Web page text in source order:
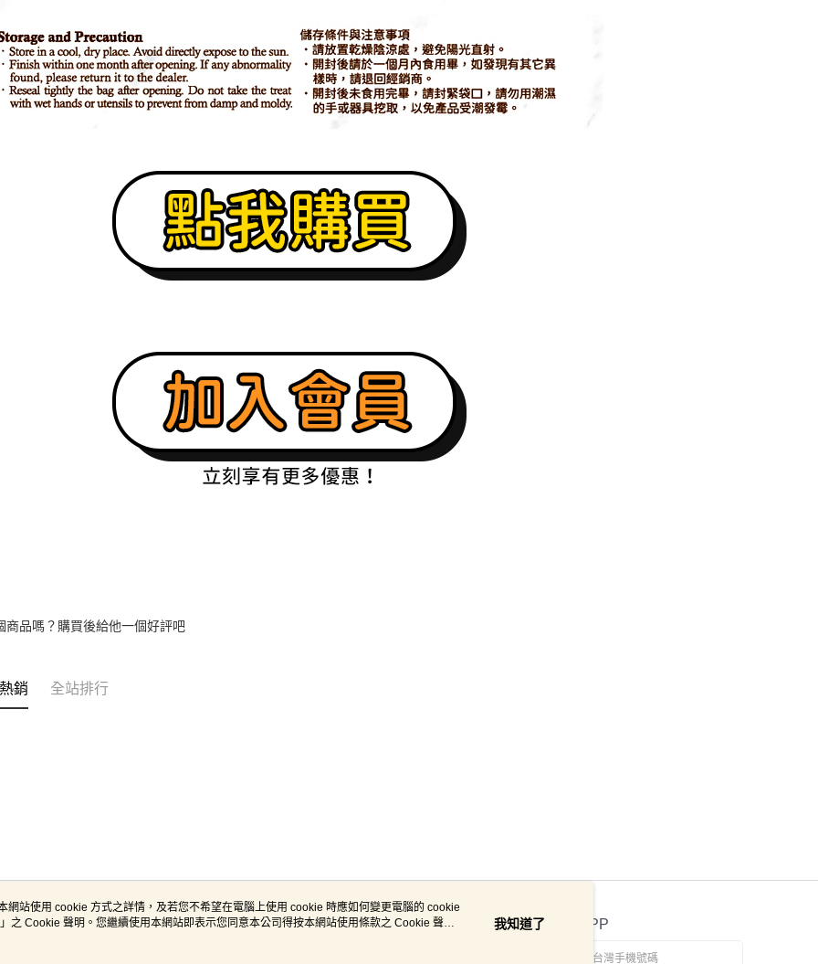
商品嗎？購買後給他一個好評吧
銷 全站排行
關於我們 客服資訊 官方APP
網站使用 cookie 方式之詳情，及若您不希望在電腦上使用 cookie 時應如何變更電腦的 cookie
」之 Cookie 聲明。您繼續使用本網站即表示您同意本公司得按本網站使用條款之 Cookie 聲明
我知道了